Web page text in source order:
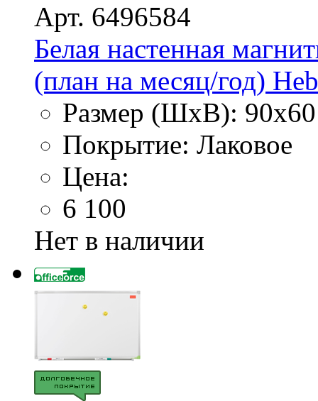
Арт. 6496584
Белая настенная
(план на месяц/год)
Размер (ШхВ):
Покрытие: Лаковое
Цена:
6 100
Нет в наличии